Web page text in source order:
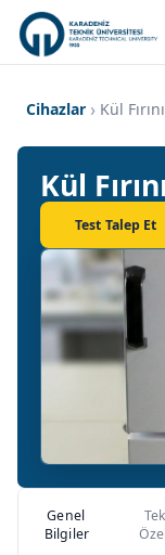
Cihazlar Kül Fırını
Kül Fırını
Test Talep Et
Genel
Bilgiler